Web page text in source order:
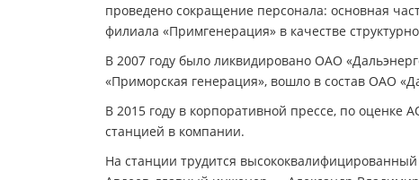
проведено сокращение персонала: основная
филиала «Примгенерация» в качестве
В 2007 году было ликвидировано ОАО
«Приморская генерация», вошло в состав ОАО
В 2015 году в корпоративной прессе, по
станцией в компании.
На станции трудится